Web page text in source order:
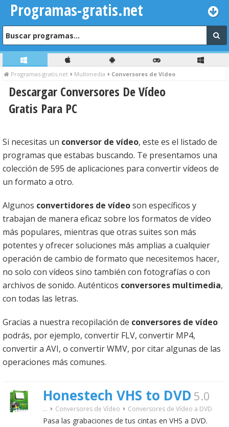
Programas-gratis.net
Programas-gratis.net Multimedia Conversores de Vídeo
Descargar Conversores De Vídeo
Gratis Para PC
Si necesitas un conversor de vídeo, este es el listado de
programas que estabas buscando. Te presentamos una
colección de 595 de aplicaciones para convertir vídeos de
un formato a otro.
Algunos convertidores de vídeoson específicos y
trabajan de manera eficaz sobre los formatos de vídeo
más populares, mientras que otras suites son más
potentes y ofrecer soluciones más amplias a cualquier
operación de cambio de formato que necesitemos hacer,
no solo con vídeos sino también con fotografías o con
archivos de sonido. Auténticos conversores multimedia,
con todas las letras.
Gracias a nuestra recopilación de conversores de vídeo
podrás, por ejemplo, convertir FLV, convertir MP4,
convertir a AVI, o convertir WMV, por citar algunas de las
operaciones más comunes.
Honestech VHS to DVD 5.0
... Conversores de Vídeo Conversores de Vídeo a DVD
Pasa las grabaciones de tus cintas en VHS a DVD.